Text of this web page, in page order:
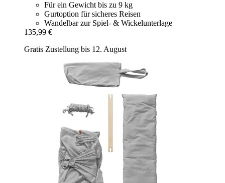
Für ein Gewicht bis zu 9 kg
Gurtoption für sicheres Reisen
Wandelbar zur Spiel- & Wickelunterlage
135,99 €
Gratis Zustellung bis 12. August